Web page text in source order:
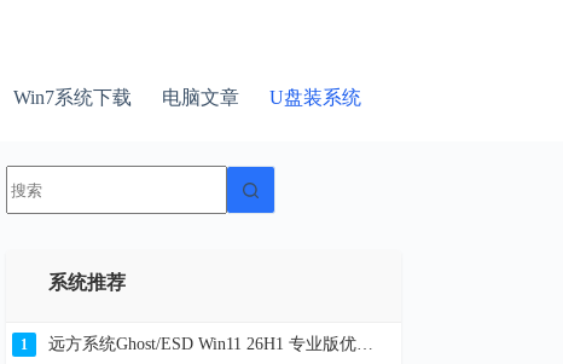
Win7系统下载 电脑文章 U盘装系统
结
系统推荐
1 远方系统Ghost/ESD Win11 26H1 专业版优化纯净版 YR_C7